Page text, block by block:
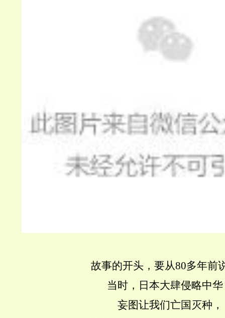
故事的开头，要从80多年前
当时，日本大肆侵略中
妄图让我们亡国灭种，